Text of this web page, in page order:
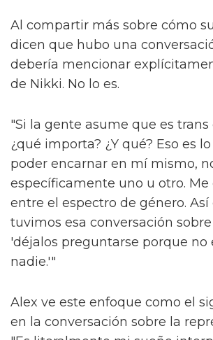
Al compartir más sobre cómo
dicen que hubo una
debería mencionar
de Nikki. No lo es.
"Si la gente asume que es trans
¿qué importa? ¿Y qué? Eso es
poder encarnar en mí mismo,
específicamente uno u otro.
entre el espectro de género.
tuvimos esa conversación
'déjalos preguntarse porque no
nadie.'"
Alex ve este enfoque como el
en la conversación sobre la